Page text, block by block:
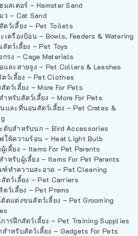
มสเตอร์ – Hamster Sand
ว – Cat Sand
ตว์เลี้ยง – Pet Toilets
เครื่องป้อน – Bowls, Feeders & Watering
สัตว์เลี้ยง – Pet Toys
กรง – Cage Materials
และสายจูง – Pet Collars & Leashes
ตว์เลี้ยง – Pet Clothes
ตว์เลี้ยง – More For Pets
ำหรับสัตว์เลี้ยง – More For Pets
และที่นอนสัตว์เลี้ยง – Pet Crates &
ดับสำหรับนก – Bird Accessories
ให้ความร้อน – Heat Light Bulb
เลี้ยง – Items For Pet Parents
ำหรับผู้เลี้ยง – Items For Pet Parents
ทำความสะอาด – Pet Cleaning
สัตว์เลี้ยง – Pet Carriers
ตว์เลี้ยง – Pet Prams
ดแต่งขนสัตว์เลี้ยง – Pet Grooming
ารฝึกสัตว์เลี้ยง – Pet Training Supplies
สำหรับสัตว์เลี้ยง – Gadgets For Pets